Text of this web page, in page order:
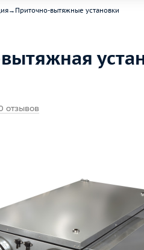
→ Приточно-вытяжные установки
отзывов